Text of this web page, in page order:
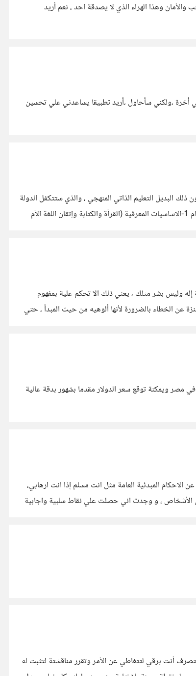
وهذا الهراء الذي لا يصدقة احد ، نعم أريد
أخرة ،ولكني سأحاول ،أريد تطبيقا يساعدني علي تحسين
البديل التعليم الذاتي المنهجي ، والذي ستتكفل الدولة
بكل أقسامة الاربعة حتي نتلاشي العيوب الوخيمة للتعليم النظامي https://io.hsoub.com/go/50947 التعليم الذاتي الممنهج ينقسم لأربع اقسام 1-الاساسيات المعرفية (القرأة والكتابة وإتقان اللغة الأم
وليس بشر مثلك ، يعني ذلك الا تحكم علية بمفهوم
عن الخطاء بالضرورة لأنها ألوهيه من حيث المبدأ ، حتي
مصر ويمكنة توقع سعر الدولار مقدما بشهور بدقة عالية
المبدئية العامة مثل انت مسلم إذا انت ارهابي،
الأشخاص ، و وجدت اني حصلت علي نقاط سلبية واجابية
بالأهانة وسب أمك علي سبيل التحمية فتتصرف أنت برقي لتتغاطي عن الأمر وتقرر مناقشتة لتثبت له